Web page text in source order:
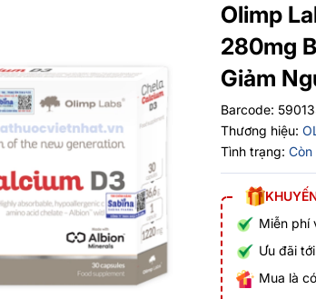
Olimp
280mg
Giảm
Barcode:
Thương hiệu:
Tình trạng: Còn
Miễn phí
Ưu đãi
Mua là